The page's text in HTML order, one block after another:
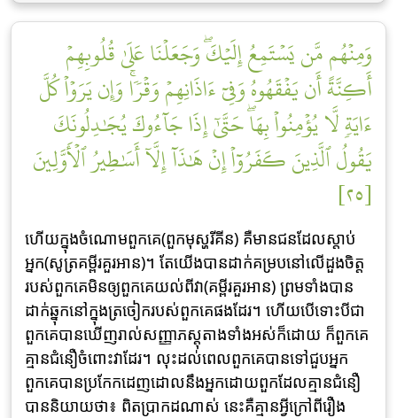
وَمِنۡهُم مَّن يَسۡتَمِعُ إِلَيۡكَۖ وَجَعَلۡنَا عَلَىٰ قُلُوبِهِمۡ
أَكِنَّةً أَن يَفۡقَهُوهُ وَفِيٓ ءَاذَانِهِمۡ وَقۡرٗاۚ وَإِن يَرَوۡاْ كُلَّ
ءَايَةٖ لَّا يُؤۡمِنُواْ بِهَاۖ حَتَّىٰٓ إِذَا جَآءُوكَ يُجَٰدِلُونَكَ
يَقُولُ ٱلَّذِينَ كَفَرُوٓاْ إِنۡ هَٰذَآ إِلَّآ أَسَٰطِيرُ ٱلۡأَوَّلِينَ
[٢٥]
ហើយក្នុងចំណោមពួកគេ(ពួកមុស្ហរីគីន) គឺមានជនដែលស្តាប់
អ្នក(សូត្រគម្ពីរគួរអាន)។ តែយើងបានដាក់គម្របនៅលើដួងចិត្ត
របស់ពួកគេមិនឲ្យពួកគេយល់ពីវា(គម្ពីរគួរអាន) ព្រមទាំងបាន
ដាក់ឆ្នុកនៅក្នុងត្រចៀករបស់ពួកគេផងដែរ។ ហើយបើទោះបីជា
ពួកគេបានឃើញរាល់សញ្ញាភស្តុតាងទាំងអស់ក៏ដោយ ក៏ពួកគេ
គ្មានជំនឿចំពោះវាដែរ។ លុះដល់ពេលពួកគេបានទៅជួបអ្នក
ពួកគេបានប្រកែកដេញដោលនឹងអ្នកដោយពួកដែលគ្មានជំនឿ
បាននិយាយថា៖ ពិតប្រាកដណាស់ នេះគឺគ្មានអ្វីក្រៅពីរឿង